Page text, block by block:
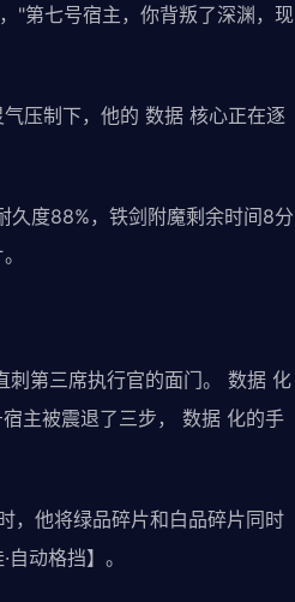
"第七号宿主，你背叛了深渊，现
压制下，他的 数据 核心正在逐
久度88%，铁剑附魔剩余时间8分
刺第三席执行官的面门。 数据 化
主被震退了三步， 数据 化的手
，他将绿品碎片和白品碎片同时
动格挡】。